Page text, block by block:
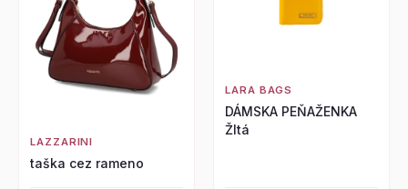
LAZZARINI
taška cez rameno
LARA BAGS
DÁMSKA PEŇAŽENKA
Žltá